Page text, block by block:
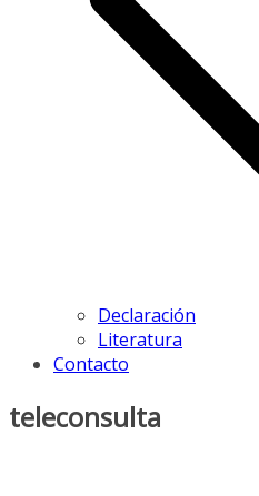
Declaración
Literatura
Contacto
teleconsulta